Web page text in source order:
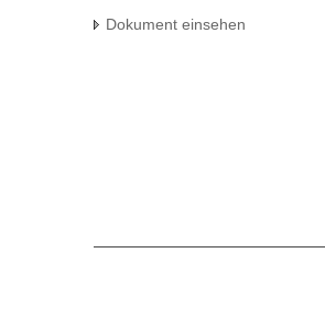
Dokument einsehen